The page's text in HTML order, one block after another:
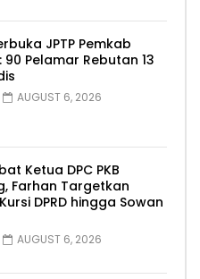
JPTP Pemkab
90 Pelamar Rebutan 13
AUGUST 6, 2026
Ketua DPC PKB
Farhan Targetkan
DPRD hingga Sowan
AUGUST 6, 2026